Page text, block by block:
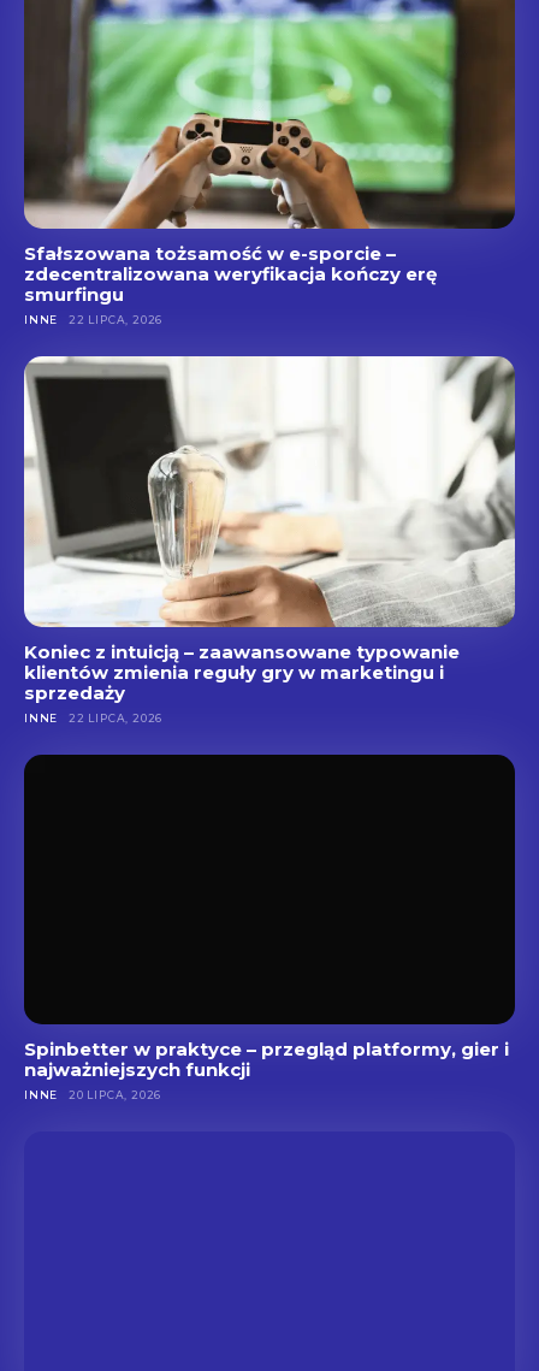
Sfałszowana tożsamość w e-sporcie –
zdecentralizowana weryfikacja kończy erę
smurfingu
INNE 22 LIPCA, 2026
Koniec z intuicją – zaawansowane typowanie
klientów zmienia reguły gry w marketingu i
sprzedaży
INNE 22 LIPCA, 2026
Spinbetter w praktyce – przegląd platformy, gier i
najważniejszych funkcji
INNE 20 LIPCA, 2026